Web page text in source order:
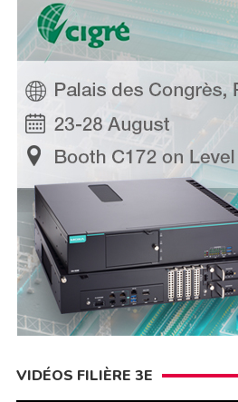
VIDÉOS FILIÈRE 3E